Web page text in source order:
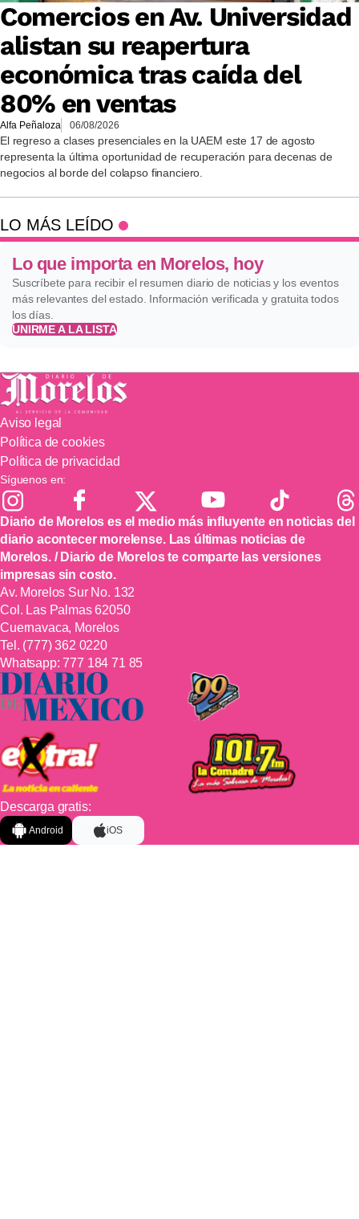
Comercios en Av. Universidad
alistan su reapertura
económica tras caída del
80% en ventas
Alfa Peñaloza 06/08/2026
El regreso a clases presenciales en la UAEM este 17 de agosto
representa la última oportunidad de recuperación para decenas de
negocios al borde del colapso financiero.
LO MÁS LEÍDO
Lo que importa en Morelos, hoy
Suscríbete para recibir el resumen diario de noticias y los eventos
más relevantes del estado. Información verificada y gratuita todos
los días.
UNIRME A LA LISTA
Aviso legal
Política de cookies
Política de privacidad
Síguenos en:
Diario de Morelos es el medio más influyente en noticias del
diario acontecer morelense. Las últimas noticias de
Morelos. / Diario de Morelos te comparte las versiones
impresas sin costo.
Av. Morelos Sur No. 132
Col. Las Palmas 62050
Cuernavaca, Morelos
Tel. (777) 362 0220
Whatsapp:777 184 71 85
Descarga gratis:
Android iOS